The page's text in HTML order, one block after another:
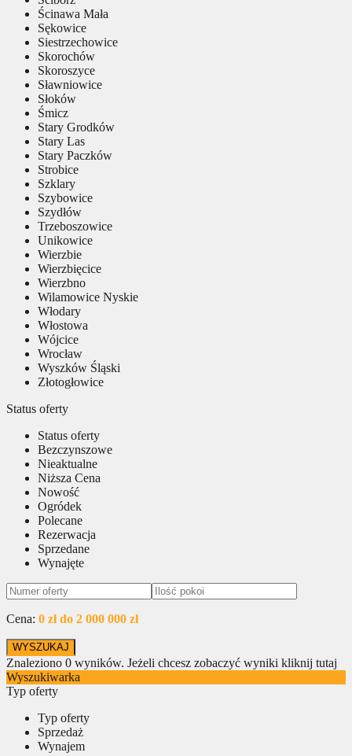
Ścinawa Mała
Sękowice
Siestrzechowice
Skorochów
Skoroszyce
Sławniowice
Słoków
Śmicz
Stary Grodków
Stary Las
Stary Paczków
Strobice
Szklary
Szybowice
Szydłów
Trzeboszowice
Unikowice
Wierzbie
Wierzbięcice
Wierzbno
Wilamowice Nyskie
Włodary
Włostowa
Wójcice
Wrocław
Wyszków Śląski
Złotogłowice
Status oferty
Status oferty
Bezczynszowe
Nieaktualne
Niższa Cena
Nowość
Ogródek
Polecane
Rezerwacja
Sprzedane
Wynajęte
Cena: 0 zł do 2 000 000 zł
Znaleziono 0 wyników. Jeżeli chcesz zobaczyć wyniki kliknij tutaj
Wyszukiwarka
Typ oferty
Typ oferty
Sprzedaż
Wynajem